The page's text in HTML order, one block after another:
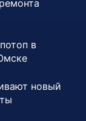
в
новый